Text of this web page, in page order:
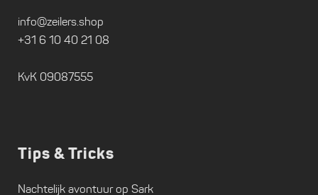
info@zeilers.shop
+31 6 10 40 21 08
KvK 09087555
Tips & Tricks
Nachtelijk avontuur op Sark